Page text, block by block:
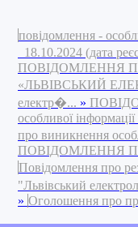
повідомлення -
18.10.2024 (дата
ПОВІДОМЛЕННЯ
«ЛЬВІВСЬКИЙ
електр�... »
особливої інформації
про виникнення
ПОВІДОМЛЕННЯ
Повідомлення про
"Львівський
» Оголошення про